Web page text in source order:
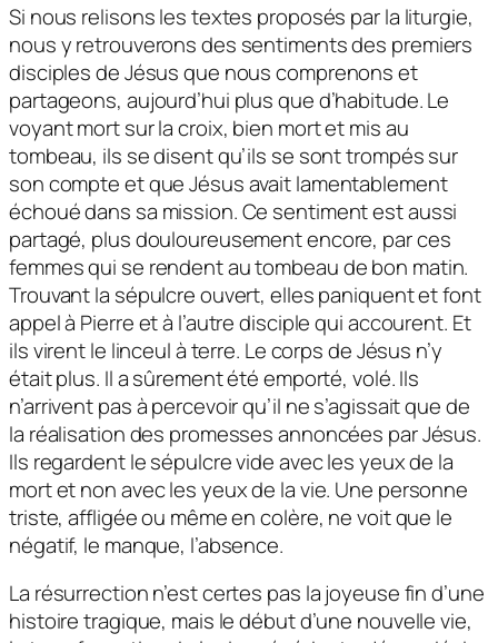
Si nous relisons les textes proposés par la liturgie,
nous y retrouverons des sentiments des premiers
disciples de Jésus que nous comprenons et
partageons, aujourd’hui plus que d’habitude. Le
voyant mort sur la croix, bien mort et mis au
tombeau, ils se disent qu’ils se sont trompés sur
son compte et que Jésus avait lamentablement
échoué dans sa mission. Ce sentiment est aussi
partagé, plus douloureusement encore, par ces
femmes qui se rendent au tombeau de bon matin.
Trouvant la sépulcre ouvert, elles paniquent et font
appel à Pierre et à l’autre disciple qui accourent. Et
ils virent le linceul à terre. Le corps de Jésus n’y
était plus. Il a sûrement été emporté, volé. Ils
n’arrivent pas à percevoir qu’il ne s’agissait que de
la réalisation des promesses annoncées par Jésus.
Ils regardent le sépulcre vide avec les yeux de la
mort et non avec les yeux de la vie. Une personne
triste, affligée ou même en colère, ne voit que le
négatif, le manque, l’absence.
La résurrection n’est certes pas la joyeuse fin d’une
histoire tragique, mais le début d’une nouvelle vie,